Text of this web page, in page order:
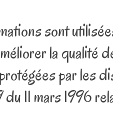
sont
la qualité
par les
11 mars 1996